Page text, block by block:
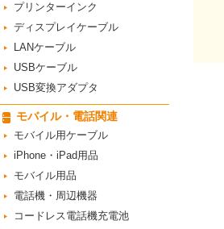
プリンターインク
ディスプレイケーブル
LANケーブル
USBケーブル
USB変換アダプタ
モバイル・電話関連
モバイル用ケーブル
iPhone・iPad用品
モバイル用品
電話機・周辺機器
コードレス電話機充電池